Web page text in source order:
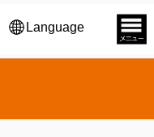
Language